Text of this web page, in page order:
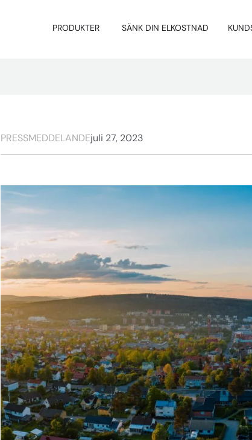
PRODUKTER SÄNK DIN ELKOSTNAD
PRESSMEDDELANDEjuli 27, 2023